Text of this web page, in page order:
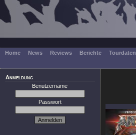
Home News Reviews Berichte Tourdaten
Anmeldung
Benutzername
Passwort